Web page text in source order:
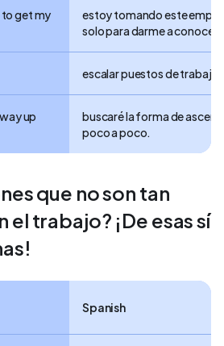
to get my
estoy tomando este
solo para darme a conocer.
escalar puestos de trabajo.
up
buscaré la forma de
poco a poco.
que no son tan
el trabajo? ¡De esas sí
Spanish